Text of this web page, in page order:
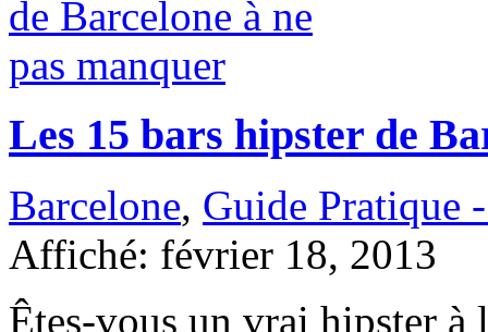
Les 15 bars hipster de
Barcelone, Guide Pratique
Affiché: février 18, 2013
Êtes-vous un vrai hipster à